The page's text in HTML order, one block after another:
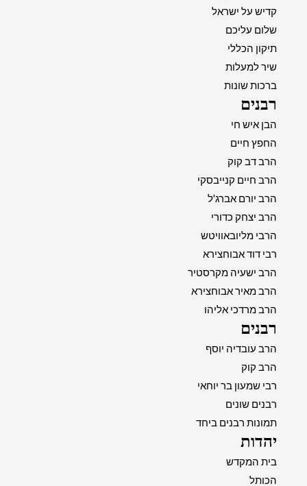
קדיש על ישראל
שלום עליכם
תיקון הכללי
שיר למעלות
ברכות שונות
רבנים
הבן איש חי
החפץ חיים
הרב דב קוק
הרב חיים קנייבסקי
הרב יורם אברג'ל
הרב יצחק כדורי
הרבי מליובאוויטש
רבי דוד אבוחצירא
הרב ישעיה מקרסטיר
הרב מאיר אבוחצירא
הרב מרדכי אליהו
רבנים
הרב עובדיה יוסף
הרב קוק
רבי שמעון בר יוחאי
רבנים שונים
תמונות רבנים ביחד
יהדות
בית המקדש
הכותל